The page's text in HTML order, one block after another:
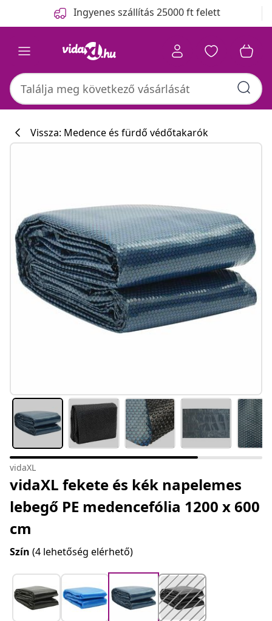
Ingyenes szállítás 25000 ft felett
Vissza: Medence és fürdő védőtakarók
vidaXL
vidaXL fekete és kék napelemes
lebegő PE medencefólia 1200 x 600
cm
Szín (4 lehetőség elérhető)